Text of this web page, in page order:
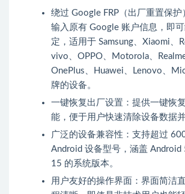
绕过 Google FRP（出厂重置保
输入原有 Google 账户信息，即可
定，适用于 Samsung、Xiaomi、
vivo、OPPO、Motorola、Realme
OnePlus、Huawei、Lenovo、
牌的设备。
一键恢复出厂设置：提供一键恢
能，便于用户快速清除设备数据
广泛的设备兼容性：支持超过
Android 设备型号，涵盖 Android
15 的系统版本。
用户友好的操作界面：界面简洁